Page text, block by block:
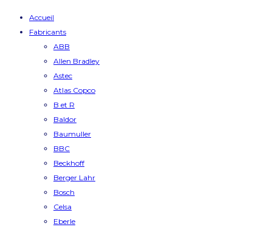
Accueil
Fabricants
ABB
Allen Bradley
Astec
Atlas Copco
B et R
Baldor
Baumuller
BBC
Beckhoff
Berger Lahr
Bosch
Celsa
Eberle